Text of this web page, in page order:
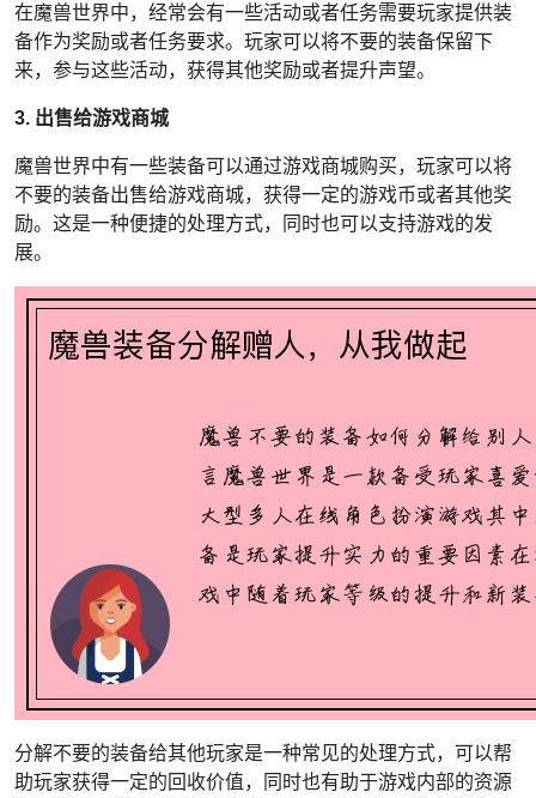
在魔兽世界中，经常会有一些活动或者任务需要玩家提供装
备作为奖励或者任务要求。玩家可以将不要的装备保留下
来，参与这些活动，获得其他奖励或者提升声望。
3. 出售给游戏商城
魔兽世界中有一些装备可以通过游戏商城购买，玩家可以将
不要的装备出售给游戏商城，获得一定的游戏币或者其他奖
励。这是一种便捷的处理方式，同时也可以支持游戏的发
展。
分解不要的装备给其他玩家是一种常见的处理方式，可以帮
助玩家获得一定的回收价值，同时也有助于游戏内部的资源